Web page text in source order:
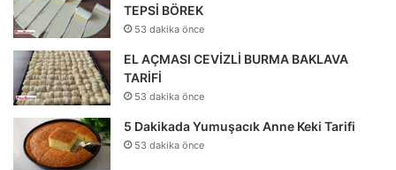
TEPSİ BÖREK
53 dakika önce
EL AÇMASI CEVİZLİ BURMA BAKLAVA
TARİFİ
53 dakika önce
5 Dakikada Yumuşacık Anne Keki Tarifi
53 dakika önce